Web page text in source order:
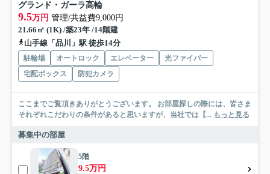
グランド・ガーラ高輪
9.5万円 管理/共益費9,000円
21.66㎡ (1K) /築23年 /14階建
山手線「品川」駅 徒歩14分
駐輪場 オートロック エレベーター
光ファイバー
宅配ボックス
防犯カメラ
ここまでご覧頂きありがとうございます。 お部屋探しの際には、皆さま
それぞれこだわりの条件があると思いますが、当社では【... もっと見る
募集中の部屋
5階
9.5万円